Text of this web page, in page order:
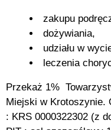
zakupu
dożywiania,
udziału w
leczenia
Przekaż 1%
Miejski w Krotoszynie.
: KRS 0000322302 (z